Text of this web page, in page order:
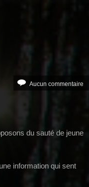
Aucun commentaire
du sauté de jeune
information qui sent